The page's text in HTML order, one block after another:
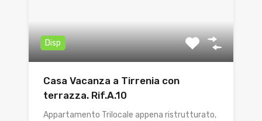
Disp
Casa Vacanza a Tirrenia con
terrazza. Rif.A.10
Appartamento Trilocale appena ristrutturato,